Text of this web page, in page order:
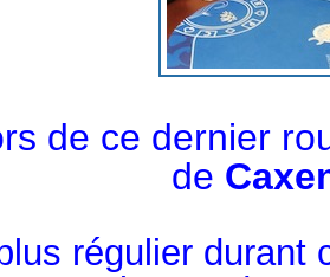
de ce dernier
de
régulier durant